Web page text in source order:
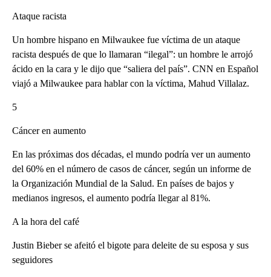
Ataque racista
Un hombre hispano en Milwaukee fue víctima de un ataque
racista después de que lo llamaran “ilegal”: un hombre le arrojó
ácido en la cara y le dijo que “saliera del país”. CNN en Español
viajó a Milwaukee para hablar con la víctima, Mahud Villalaz.
5
Cáncer en aumento
En las próximas dos décadas, el mundo podría ver un aumento
del 60% en el número de casos de cáncer, según un informe de
la Organización Mundial de la Salud. En países de bajos y
medianos ingresos, el aumento podría llegar al 81%.
A la hora del café
Justin Bieber se afeitó el bigote para deleite de su esposa y sus
seguidores